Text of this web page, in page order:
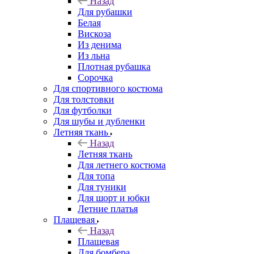
Для рубашки
Белая
Вискоза
Из денима
Из льна
Плотная рубашка
Сорочка
Для спортивного костюма
Для толстовки
Для футболки
Для шубы и дубленки
Летняя ткань
Назад
Летняя ткань
Для летнего костюма
Для топа
Для туники
Для шорт и юбки
Летние платья
Плащевая
Назад
Плащевая